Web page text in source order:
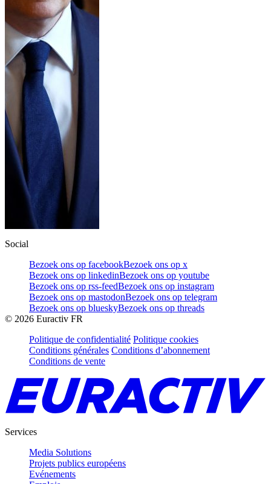
Social
Bezoek ons op facebookBezoek ons op x
Bezoek ons op linkedinBezoek ons op youtube
Bezoek ons op rss-feedBezoek ons op instagram
Bezoek ons op mastodonBezoek ons op telegram
Bezoek ons op blueskyBezoek ons op threads
© 2026 Euractiv FR
Politique de confidentialité Politique cookies
Conditions générales Conditions d’abonnement
Conditions de vente
Services
Media Solutions
Projets publics européens
Evénements